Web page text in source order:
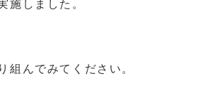
施しました。
組んでみてください。